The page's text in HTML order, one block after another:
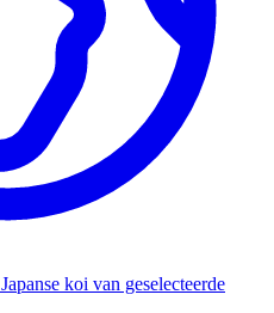
Japanse koi van geselecteerde